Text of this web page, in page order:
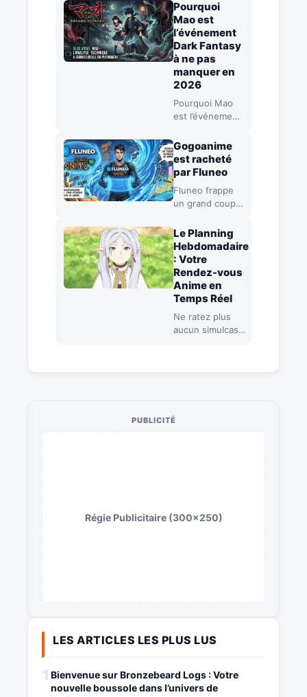
Pourquoi
Mao est
l’événement
Dark Fantasy
à ne pas
manquer en
2026
Pourquoi Mao
est l’événement
ne pas manquer
en 2026 Si vous
suivez…
Gogoanime
est racheté
par Fluneo
Fluneo frappe
un grand coup :
streaming
Gogoanime
passe sous
pavillon
français…
Le Planning
Hebdomadaire
: Votre
Rendez-vous
Anime en
Temps Réel
Ne ratez plus
aucun simulcast.
PUBLICITÉ
Régie Publicitaire (300x250)
LES ARTICLES LES PLUS LUS
1 Bienvenue sur Bronzebeard Logs : Votre
nouvelle boussole dans l’univers de